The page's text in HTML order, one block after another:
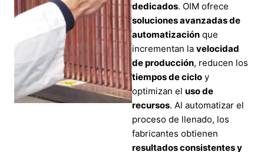
dedicados. OIM ofrece
soluciones avanzadas de
automatización que
incrementan la velocidad
de producción, reducen los
tiempos de ciclo y
optimizan el uso de
recursos. Al automatizar el
proceso de llenado, los
fabricantes obtienen
resultados consistentes y